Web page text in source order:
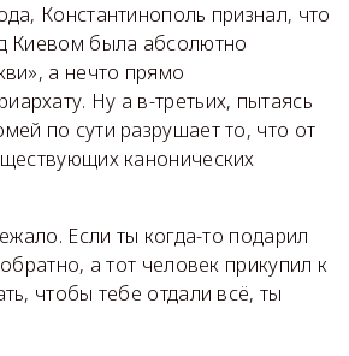
Константинополь признал, что
Киевом была абсолютно
а нечто прямо
Ну а в-третьих, пытаясь
по сути разрушает то, что от
канонических
Если ты когда-то подарил
а тот человек прикупил к
чтобы тебе отдали всё, ты